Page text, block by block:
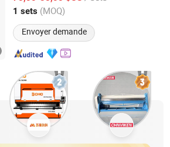
1 sets (MOQ)
Envoyer demande
Depuis 2024